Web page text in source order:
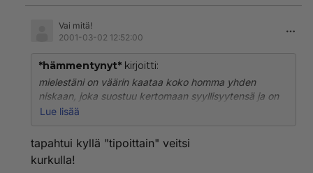
Vai mitä!
2001-03-02 12:52:00
*hämmentynyt* kirjoitti:
mielestäni on väärin kaataa koko homma yhden
niskaan, joka suostuu kertomaan syyllisyytensä ja on
valmis myös paljastamaan kaiken mitä tietää.
yksin ei kukaan voi olla syylinen tuollaisessa
jupakassa, ja jokaisen hiihtäjän olisi syytä tuntea pistoa
omassa rinnassaan jos tuollaiseen on kerta syylistynyt.
Lue lisää
tapahtui kyllä "tipoittain" veitsi
kurkulla!